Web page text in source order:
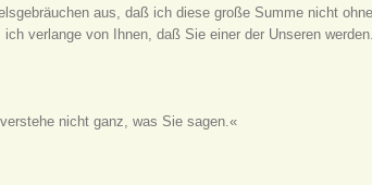
aus, daß ich diese große Summe nicht
verlange von Ihnen, daß Sie einer der Unseren
nicht ganz, was Sie sagen.«